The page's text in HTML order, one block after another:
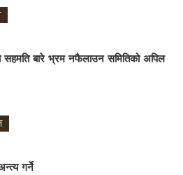
सहमति बारे भ्रम नफैलाउन समितिको अपिल
गर्ने